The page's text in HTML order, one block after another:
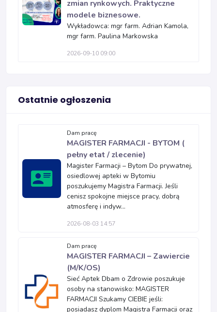
zmian rynkowych. Praktyczne
modele biznesowe.
Wykładowca: mgr farm. Adrian Kamola,
mgr farm. Paulina Markowska
2026-09-10 09:00
Ostatnie ogłoszenia
Dam pracę
MAGISTER FARMACJI - BYTOM (
pełny etat / zlecenie)
Magister Farmacji – Bytom Do prywatnej,
osiedlowej apteki w Bytomiu
poszukujemy Magistra Farmacji. Jeśli
cenisz spokojne miejsce pracy, dobrą
atmosferę i indyw...
2026-08-03 14:57
Dam pracę
MAGISTER FARMACJI – Zawiercie
(M/K/OS)
Sieć Aptek Dbam o Zdrowie poszukuje
osoby na stanowisko: MAGISTER
FARMACJI Szukamy CIEBIE jeśli:
posiadasz dyplom Magistra Farmacji oraz